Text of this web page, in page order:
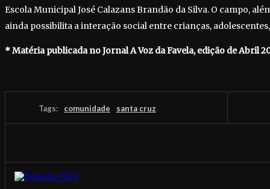
Escola Municipal José Calazans Brandão da Silva. O campo,
ainda possibilita a interação social entre crianças,
* Matéria publicada no Jornal A Voz da Favela, edição de Abril
Tags: comunidade santa cruz